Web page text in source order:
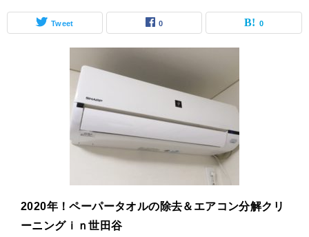
Tweet 0 0
2020年！ペーパータオルの除去＆エアコン分解クリ
ーニングｉｎ世田谷